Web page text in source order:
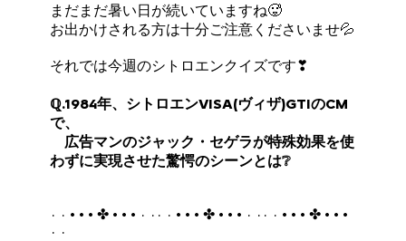
まだまだ暑い日が続いていますね🥵
お出かけされる方は十分ご注意くださいませ💦
それでは今週のシトロエンクイズです❣
ℚ.1984年、シトロエンVISA(ヴィザ)GTIのCM
で、
広告マンのジャック・セゲラが特殊効果を使
わずに実現させた驚愕のシーンとは❔
· · • • • ✤ • • • · ·· · • • • ✤ • • • · ·· · • • • ✤ • • •
· ·